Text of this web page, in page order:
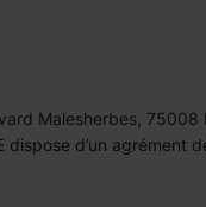
Malesherbes, 75008
d’un agrément